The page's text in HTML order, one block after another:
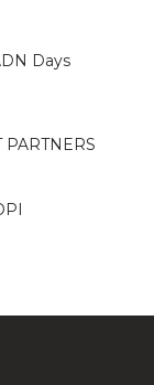
Days